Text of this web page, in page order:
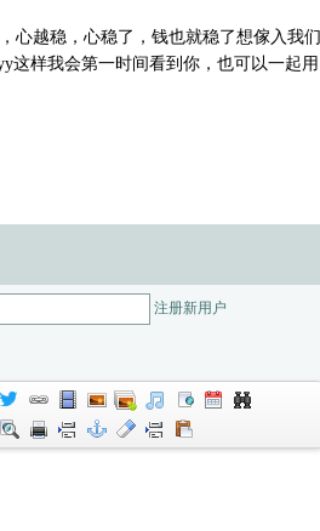
心越稳，心稳了，钱也就稳了想傢入我们
这样我会第一时间看到你，也可以一起用
注册新用户